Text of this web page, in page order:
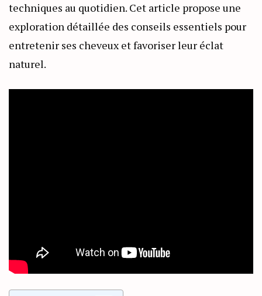
techniques au quotidien. Cet article propose une
exploration détaillée des conseils essentiels pour
entretenir ses cheveux et favoriser leur éclat
naturel.